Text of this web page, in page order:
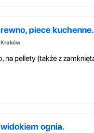
piece kuchenne.
ognia.